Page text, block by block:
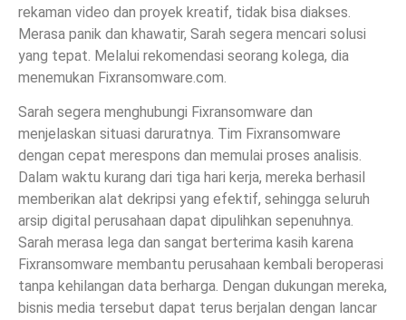
rekaman video dan proyek kreatif, tidak bisa diakses.
Merasa panik dan khawatir, Sarah segera mencari solusi
yang tepat. Melalui rekomendasi seorang kolega, dia
menemukan Fixransomware.com.
Sarah segera menghubungi Fixransomware dan
menjelaskan situasi daruratnya. Tim Fixransomware
dengan cepat merespons dan memulai proses analisis.
Dalam waktu kurang dari tiga hari kerja, mereka berhasil
memberikan alat dekripsi yang efektif, sehingga seluruh
arsip digital perusahaan dapat dipulihkan sepenuhnya.
Sarah merasa lega dan sangat berterima kasih karena
Fixransomware membantu perusahaan kembali beroperasi
tanpa kehilangan data berharga. Dengan dukungan mereka,
bisnis media tersebut dapat terus berjalan dengan lancar